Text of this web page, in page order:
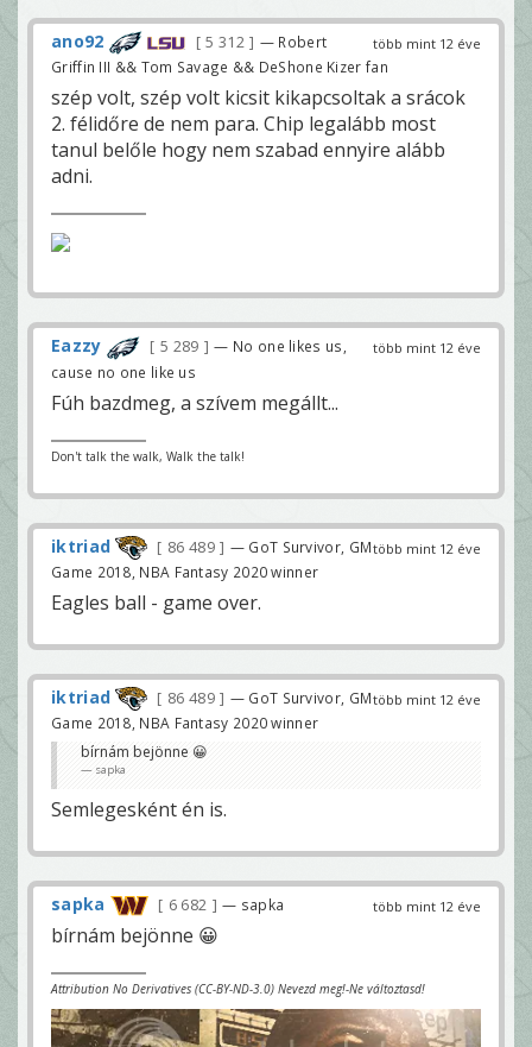
több mint 12 éve
ano92 5 312
— Robert
Griffin III && Tom Savage && DeShone Kizer fan
szép volt, szép volt kicsit kikapcsoltak a srácok
2. félidőre de nem para. Chip legalább most
tanul belőle hogy nem szabad ennyire alább
adni.
több mint 12 éve
Eazzy 5 289
— No one likes us,
cause no one like us
Fúh bazdmeg, a szívem megállt...
Don't talk the walk, Walk the talk!
több mint 12 éve
iktriad 86 489
— GoT Survivor, GM
Game 2018, NBA Fantasy 2020 winner
Eagles ball - game over.
több mint 12 éve
iktriad 86 489
— GoT Survivor, GM
Game 2018, NBA Fantasy 2020 winner
bírnám bejönne 😀
sapka
Semlegesként én is.
több mint 12 éve
sapka 6 682 — sapka
bírnám bejönne 😀
Attribution No Derivatives (CC-BY-ND-3.0) Nevezd meg!-Ne változtasd!